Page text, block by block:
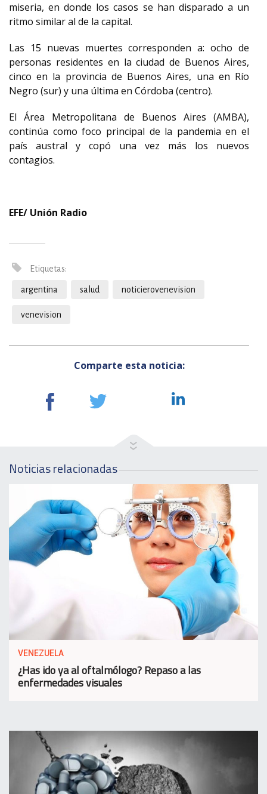
miseria, en donde los casos se han disparado a un
ritmo similar al de la capital.
Las 15 nuevas muertes corresponden a: ocho de
personas residentes en la ciudad de Buenos Aires,
cinco en la provincia de Buenos Aires, una en Río
Negro (sur) y una última en Córdoba (centro).
El Área Metropolitana de Buenos Aires (AMBA),
continúa como foco principal de la pandemia en el
país austral y copó una vez más los nuevos
contagios.
EFE/ Unión Radio
Etiquetas:
argentina salud noticierovenevision
venevision
Comparte esta noticia:
Noticias relacionadas
VENEZUELA
¿Has ido ya al oftalmólogo? Repaso a las
enfermedades visuales